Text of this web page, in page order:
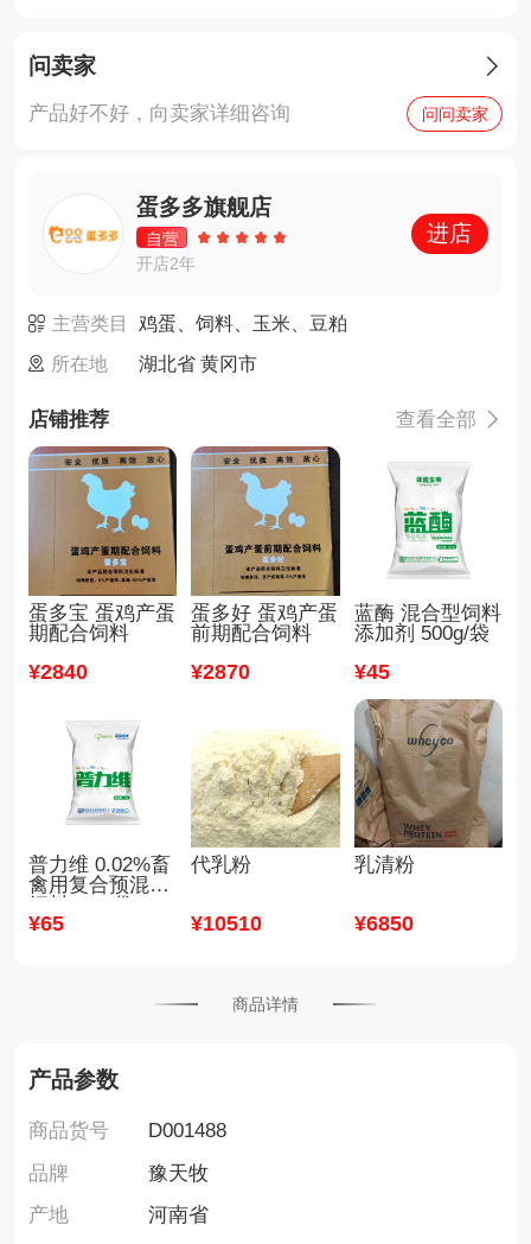
问卖家 
产品好不好，向卖家详细咨询 问问卖家
蛋多多旗舰店
自营
开店2年
进店
主营类目
鸡蛋、饲料、玉米、豆粕
所在地
湖北省 黄冈市
店铺推荐 查看全部 
蛋多宝 蛋鸡产蛋
期配合饲料
¥2840
蛋多好 蛋鸡产蛋
前期配合饲料
¥2870
蓝酶 混合型饲料
添加剂 500g/袋
¥45
普力维 0.02%畜
禽用复合预混合
饲料 1kg/袋
¥65
代乳粉
¥10510
乳清粉
¥6850
商品详情
产品参数
商品货号
D001488
品牌
豫天牧
产地
河南省